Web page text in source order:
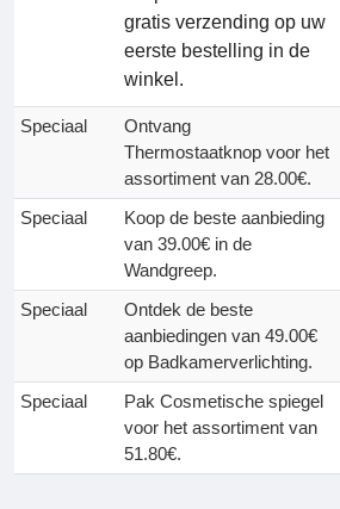
gratis verzending op uw
eerste bestelling in de
winkel.
Speciaal
Ontvang
Thermostaatknop voor het
assortiment van 28.00€.
Speciaal
Koop de beste aanbieding
van 39.00€ in de
Wandgreep.
Speciaal
Ontdek de beste
aanbiedingen van 49.00€
op Badkamerverlichting.
Speciaal
Pak Cosmetische spiegel
voor het assortiment van
51.80€.